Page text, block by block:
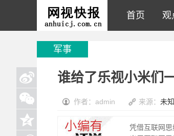
首页 观
军事
谁给了乐视小米们
作者：admin 来源： 未知
凭借互联网